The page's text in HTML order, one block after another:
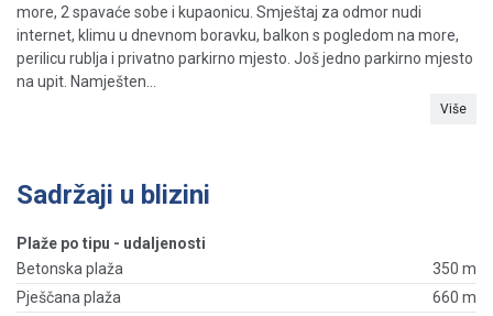
more, 2 spavaće sobe i kupaonicu. Smještaj za odmor nudi
internet, klimu u dnevnom boravku, balkon s pogledom na more,
perilicu rublja i privatno parkirno mjesto. Još jedno parkirno mjesto
na upit. Namješten...
Više
Sadržaji u blizini
Plaže po tipu - udaljenosti
Betonska plaža
350 m
Pješčana plaža
660 m